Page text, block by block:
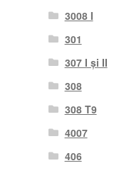
3008 I
301
307 I și II
308
308 T9
4007
406